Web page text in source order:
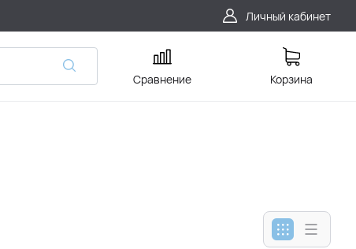
Личный кабинет
Сравнение Корзина